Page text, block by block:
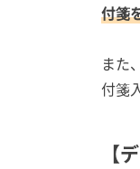
付箋
また
付箋
【